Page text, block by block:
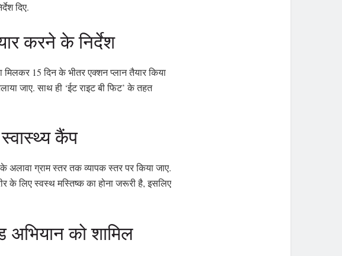
दिए.
करने के निर्देश
मिलकर 15 दिन के भीतर एक्शन प्लान तैयार किया
जाए. साथ ही ‘ईट राइट बी फिट’ के तहत
कैंप
अलावा ग्राम स्तर तक व्यापक स्तर पर किया जाए.
के लिए स्वस्थ मस्तिष्क का होना जरूरी है, इसलिए
को शामिल